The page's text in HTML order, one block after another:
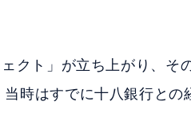
クト」が立ち上がり、そ
時はすでに十八銀行との